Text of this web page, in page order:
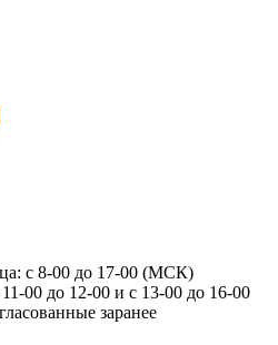
с 8-00 до 17-00 (МСК)
00 до 12-00 и с 13-00 до 16-00
заранее